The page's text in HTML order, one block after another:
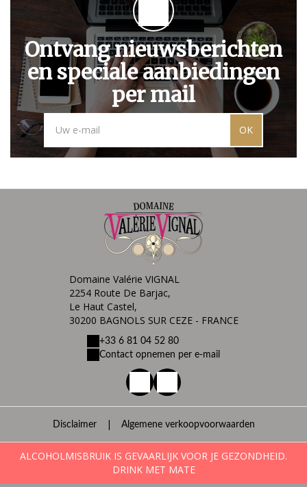
Ontvang nieuwsberichten
en speciale aanbiedingen
per mail
OK
Domaine Valérie VIGNAL
2254 Route De Barjac,
Le Haut Castel,
30200 BAGNOLS SUR CEZE - FRANCE
+33 6 81 04 52 80
Contact opnemen per e-mail
Disclaimer | Algemene verkoopvoorwaarden
ALCOHOLMISBRUIK IS GEVAARLIJK VOOR JE GEZONDHEID.
DRINK MET MATE